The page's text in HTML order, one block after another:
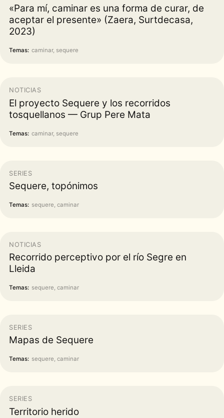
«Para mí, caminar es una forma de curar, de
aceptar el presente» (Zaera, Surtdecasa,
2023)
Temas: caminar, sequere
NOTICIAS
El proyecto Sequere y los recorridos
tosquellanos — Grup Pere Mata
Temas: caminar, sequere
SERIES
Sequere, topónimos
Temas: sequere, caminar
NOTICIAS
Recorrido perceptivo por el río Segre en
Lleida
Temas: sequere, caminar
SERIES
Mapas de Sequere
Temas: sequere, caminar
SERIES
Territorio herido